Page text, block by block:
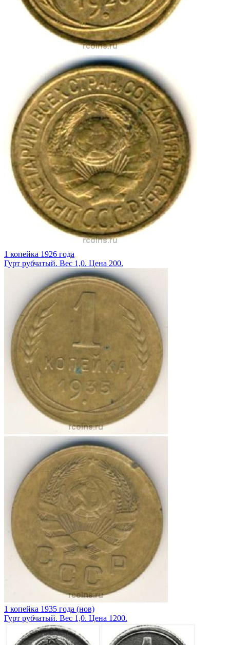
1 копейка 1926 года
Гурт рубчатый. Вес 1,0. Цена 200.
1 копейка 1935 года (нов)
Гурт рубчатый. Вес 1,0. Цена 1200.